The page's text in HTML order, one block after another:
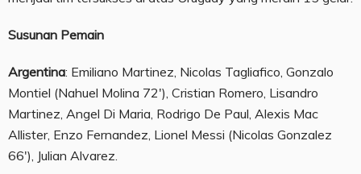
Susunan Pemain
Argentina: Emiliano Martinez, Nicolas Tagliafico, Gonzalo
Montiel (Nahuel Molina 72′), Cristian Romero, Lisandro
Martinez, Angel Di Maria, Rodrigo De Paul, Alexis Mac
Allister, Enzo Fernandez, Lionel Messi (Nicolas Gonzalez
66′), Julian Alvarez.